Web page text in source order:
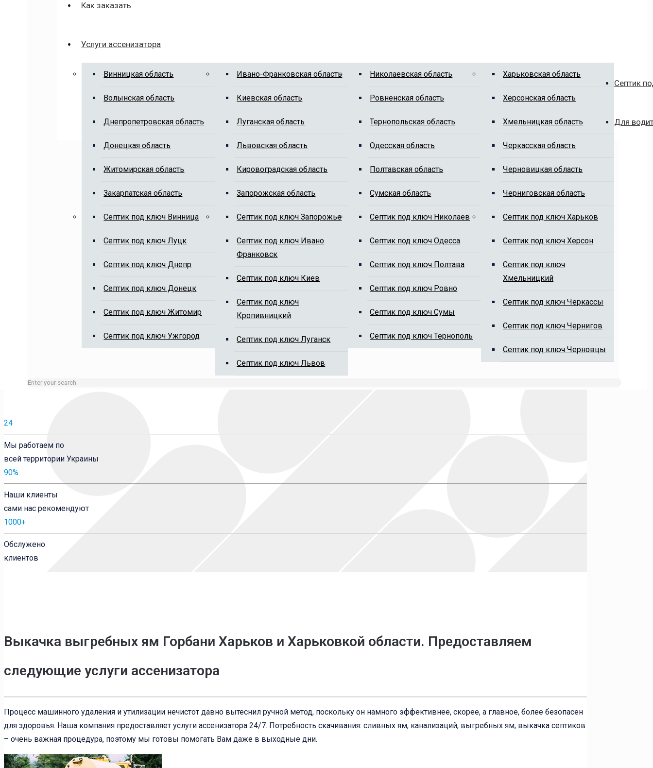
Как заказать
Услуги ассенизатора
Винницкая область
Волынская область
Днепропетровская область
Донецкая область
Житомирская область
Закарпатская область
Ивано-Франковская область
Киевская область
Луганская область
Львовская область
Кировоградская область
Запорожская область
Николаевская область
Ровненская область
Тернопольская область
Одесская область
Полтавская область
Сумская область
Харьковская область
Херсонская область
Хмельницкая область
Черкасская область
Черновицкая область
Черниговская область
Септик
Cептик под ключ Винница
Cептик под ключ Луцк
Cептик под ключ Днепр
Cептик под ключ Донецк
Cептик под ключ Житомир
Cептик под ключ Ужгород
Cептик под ключ Запорожье
Cептик под ключ Ивано
Франковск
Cептик под ключ Киев
Cептик под ключ
Кропивницкий
Cептик под ключ Луганск
Cептик под ключ Львов
Cептик под ключ Николаев
Cептик под ключ Одесса
Cептик под ключ Полтава
Cептик под ключ Ровно
Cептик под ключ Сумы
Cептик под ключ Тернополь
Cептик под ключ Харьков
Cептик под ключ Херсон
Cептик под ключ
Хмельницкий
Cептик под ключ Черкассы
Cептик под ключ Чернигов
Cептик под ключ Черновцы
Для
Выкачка выгребных ям, чистка ям от ила
Занятые линии или нерабочие время оставляйте заявку на сайте, мы Вам перезвоним.
24
Мы работаем по
всей территории Украины
90%
Наши клиенты
сами нас рекомендуют
1000+
Обслужено
клиентов
Выкачка выгребных ям Горбани Харьков и Харьковкой области. Предоставляем
следующие услуги ассенизатора
Процесс машинного удаления и утилизации нечистот давно вытеснил ручной метод, поскольку он намного эффективнее, скорее, а главное, более безопасен
для здоровья. Наша компания предоставляет услуги ассенизатора 24/7. Потребность скачивания: сливных ям, канализаций, выгребных ям, выкачка септиков
– очень важная процедура, поэтому мы готовы помогать Вам даже в выходные дни.